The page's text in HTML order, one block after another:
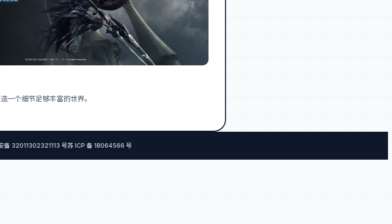
一个细节足够丰富的世界。
备 32011302321113 号苏 ICP 备 18064566 号